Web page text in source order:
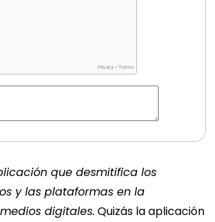
que desmitifica los
y las plataformas en la
digitales. Quizás la aplicación